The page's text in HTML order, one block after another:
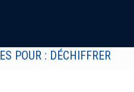
POUR : DÉCHIFFRER